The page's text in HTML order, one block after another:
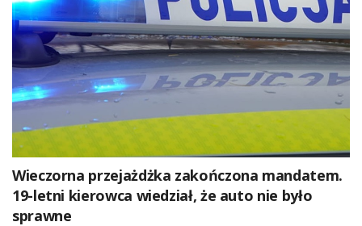
Wieczorna przejażdżka zakończona mandatem.
19-letni kierowca wiedział, że auto nie było
sprawne